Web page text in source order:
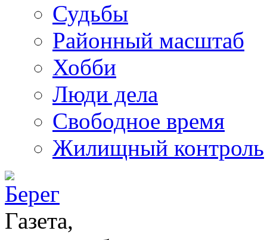
Судьбы
Районный масштаб
Хобби
Люди дела
Свободное время
Жилищный контроль
Газета,